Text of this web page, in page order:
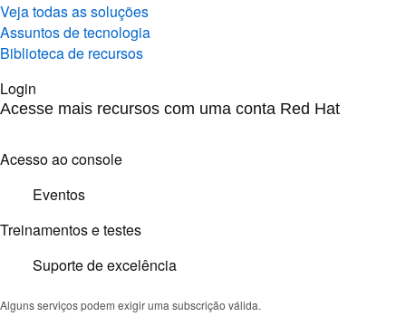
Veja todas as soluções
Assuntos de tecnologia
Biblioteca de recursos
Login
Acesse mais recursos com uma conta Red Hat
Acesso ao console
Eventos
Treinamentos e testes
Suporte de excelência
Alguns serviços podem exigir uma subscrição válida.